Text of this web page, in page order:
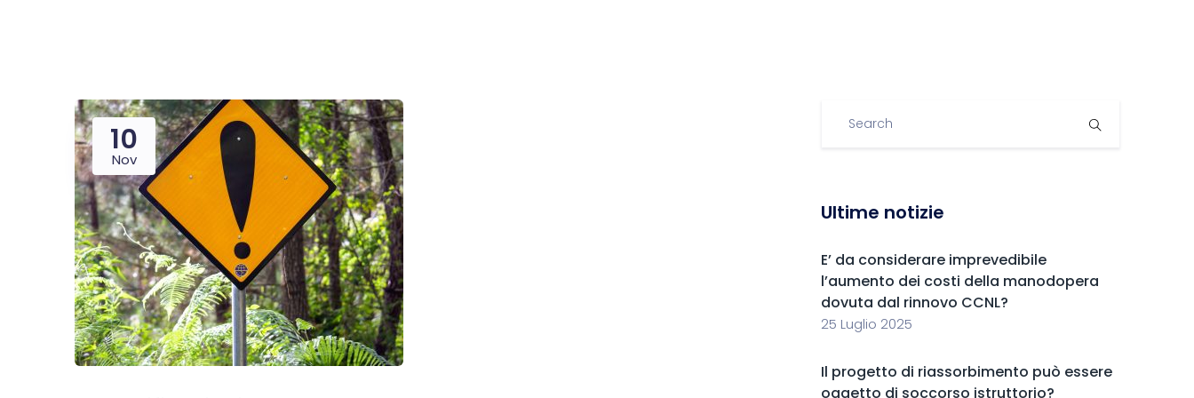
10
Nov
Ultime notizie
E’ da considerare imprevedibile
l’aumento dei costi della manodopera
dovuta dal rinnovo CCNL?
25 Luglio 2025
Il progetto di riassorbimento può essere
oggetto di soccorso istruttorio?